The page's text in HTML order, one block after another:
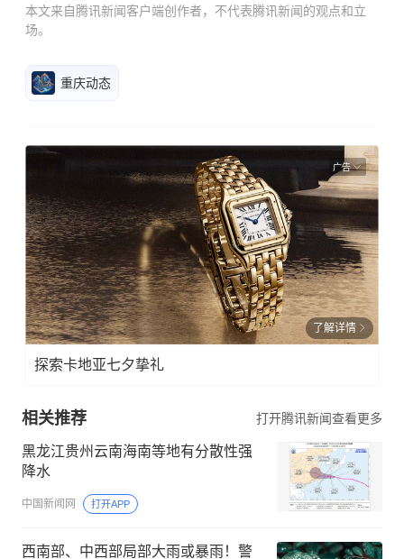
本文来自腾讯新闻客户端创作者，不代表腾讯新闻的观点和立
场。
重庆动态
广告
了解详情
探索卡地亚七夕挚礼
相关推荐 打开腾讯新闻查看更多
黑龙江贵州云南海南等地有分散性强
降水
中国新闻网 打开APP
西南部、中西部局部大雨或暴雨！警